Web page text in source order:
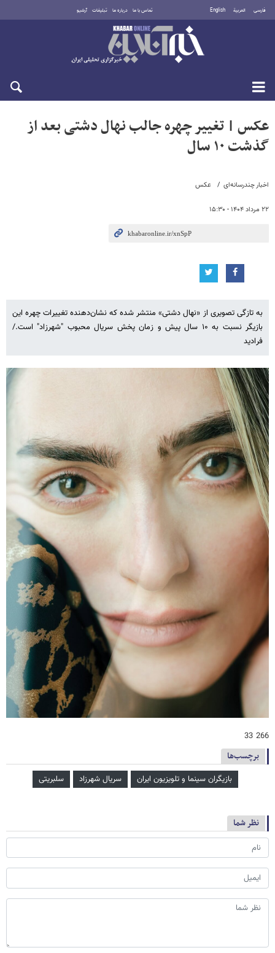
فارسی العربية English تماس با ما درباره ما تبلیغات آرشیو
جمعه ۱۶ مرداد ۱۴۰۵
اخبار چندرسانه‌ای عکس
۲۲ مرداد ۱۴۰۴ - ۱۵:۳۰
عکس | تغییر چهره جالب نهال دشتی بعد از
گذشت ۱۰ سال
به تازگی تصویری از «نهال دشتی» منتشر شده که نشان‌دهنده تغییرات چهره‌ این
بازیگر نسبت به ۱۰ سال پیش و زمان پخش سریال محبوب "شهرزاد" است./
فرادید
266 33
برچسب‌ها
بازیگران سینما و تلویزیون ایران سریال شهرزاد سلبریتی
نظر شما